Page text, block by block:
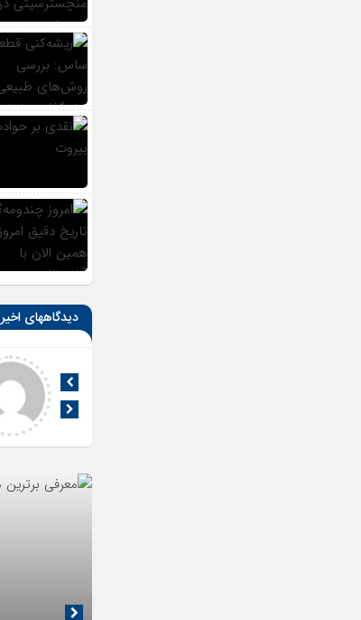
دیدگاههای اخیر